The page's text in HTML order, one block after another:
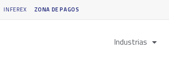
INFEREX ZONA DE PAGOS
Industrias